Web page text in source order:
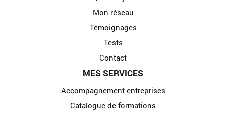
Mon réseau
Témoignages
Tests
Contact
MES SERVICES
Accompagnement entreprises
Catalogue de formations